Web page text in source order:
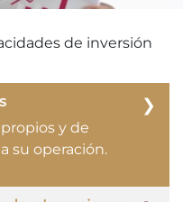
de inversión
y de
su operación.